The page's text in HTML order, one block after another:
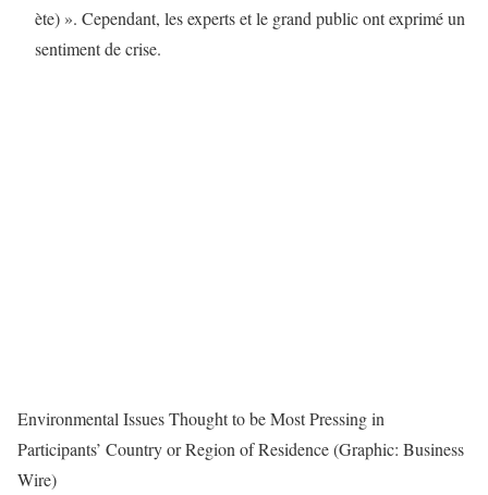
ète) ». Cependant, les experts et le grand public ont exprimé un
sentiment de crise.
Environmental Issues Thought to be Most Pressing in
Participants’ Country or Region of Residence (Graphic: Business
Wire)